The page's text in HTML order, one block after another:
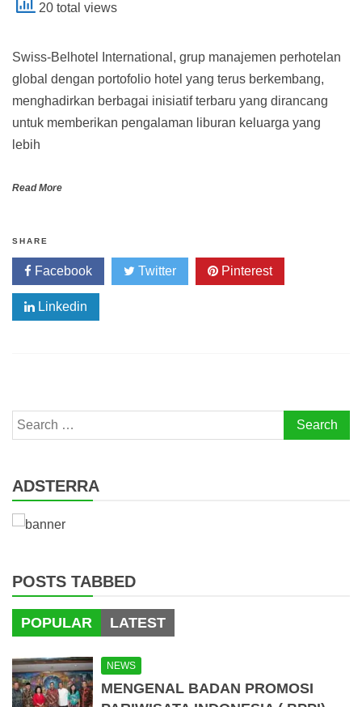
20 total views
Swiss-Belhotel International, grup manajemen perhotelan
global dengan portofolio hotel yang terus berkembang,
menghadirkan berbagai inisiatif terbaru yang dirancang
untuk memberikan pengalaman liburan keluarga yang
lebih
Read More
SHARE
Facebook Twitter Pinterest
Linkedin
Search
for:
ADSTERRA
POSTS TABBED
POPULAR LATEST
NEWS
MENGENAL BADAN PROMOSI